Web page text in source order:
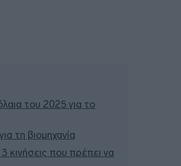
του 2025 για το
τη βιομηχανία
κινήσεις που πρέπει να